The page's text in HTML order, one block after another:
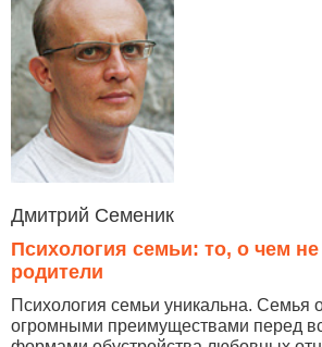
Дмитрий Семеник
Психология семьи: то, о чем
родители
Психология семьи уникальна. Семья
огромными преимуществами перед